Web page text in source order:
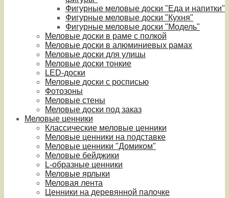
Фигурные меловые доски "Еда и напитки"
Фигурные меловые доски "Кухня"
Фигурные меловые доски "Модель"
Меловые доски в раме с полкой
Меловые доски в алюминиевых рамах
Меловые доски для улицы
Меловые доски тонкие
LED-доски
Меловые доски с росписью
Фотозоны
Меловые стены
Меловые доски под заказ
Меловые ценники
Классические меловые ценники
Меловые ценники на подставке
Меловые ценники "Домиком"
Меловые бейджики
L-образные ценники
Меловые ярлыки
Меловая лента
Ценники на деревянной палочке